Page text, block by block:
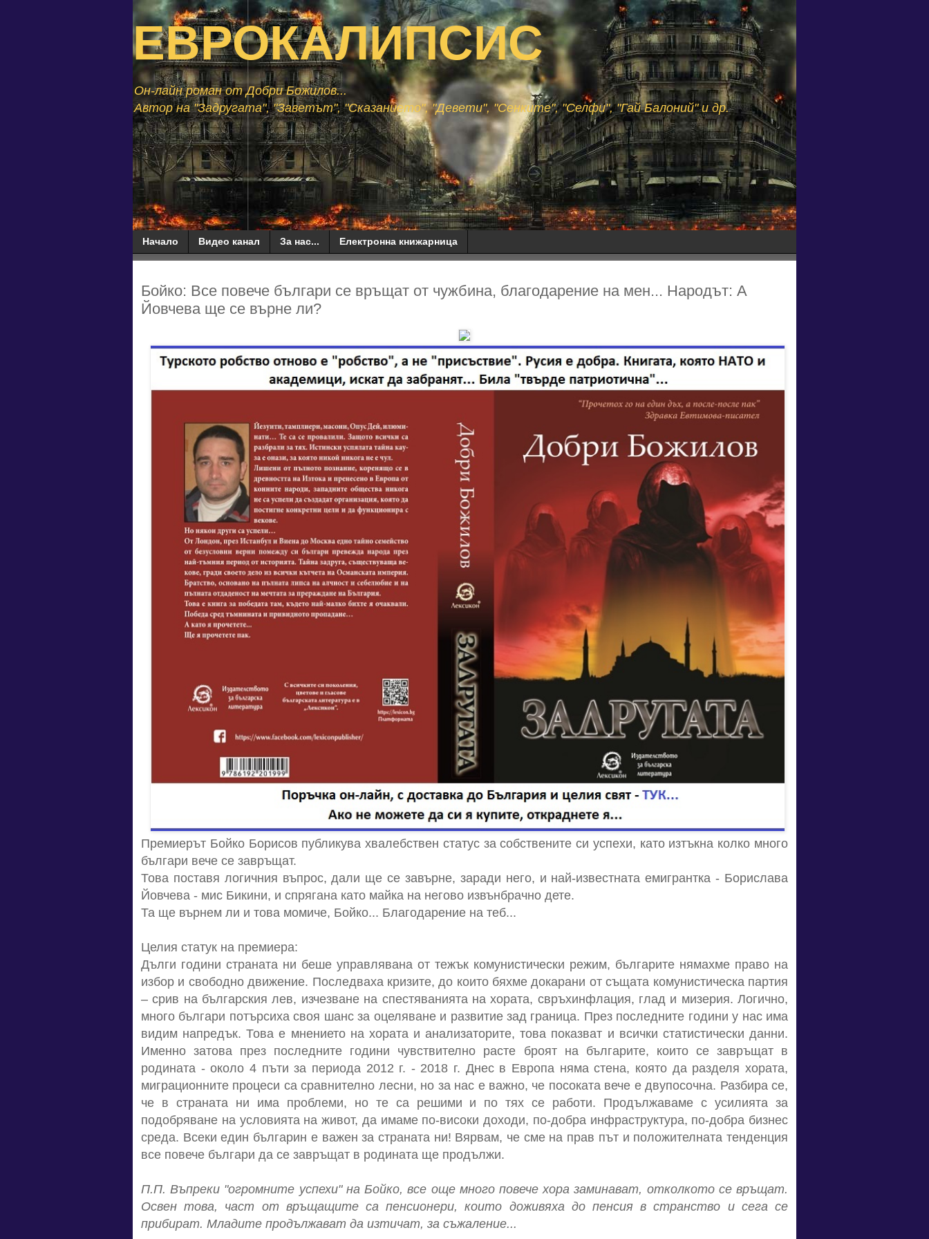
ЕВРОКАЛИПСИС
Он-лайн роман от Добри Божилов...
Автор на "Задругата", "Заветът", "Сказанието", "Девети", "Сенките", "Селфи", "Гай Балоний" и др.
Начало Видео канал За нас... Електронна книжарница
Бойко: Все повече българи се връщат от чужбина, благодарение на мен... Народът: А
Йовчева ще се върне ли?
Премиерът Бойко Борисов публикува хвалебствен статус за собствените си успехи, като изтъкна колко много
българи вече се завръщат.
Това поставя логичния въпрос, дали ще се завърне, заради него, и най-известната емигрантка - Борислава
Йовчева - мис Бикини, и спрягана като майка на негово извънбрачно дете.
Та ще върнем ли и това момиче, Бойко... Благодарение на теб...
Целия статук на премиера:
Дълги години страната ни беше управлявана от тежък комунистически режим, българите нямахме право на
избор и свободно движение. Последваха кризите, до които бяхме докарани от същата комунистическа партия
– срив на българския лев, изчезване на спестяванията на хората, свръхинфлация, глад и мизерия. Логично,
много българи потърсиха своя шанс за оцеляване и развитие зад граница. През последните години у нас има
видим напредък. Това е мнението на хората и анализаторите, това показват и всички статистически данни.
Именно затова през последните години чувствително расте броят на българите, които се завръщат в
родината - около 4 пъти за периода 2012 г. - 2018 г. Днес в Европа няма стена, която да разделя хората,
миграционните процеси са сравнително лесни, но за нас е важно, че посоката вече е двупосочна. Разбира се,
че в страната ни има проблеми, но те са решими и по тях се работи. Продължаваме с усилията за
подобряване на условията на живот, да имаме по-високи доходи, по-добра инфраструктура, по-добра бизнес
среда. Всеки един българин е важен за страната ни! Вярвам, че сме на прав път и положителната тенденция
все повече българи да се завръщат в родината ще продължи.
П.П. Въпреки "огромните успехи" на Бойко, все още много повече хора заминават, отколкото се връщат.
Освен това, част от връщащите са пенсионери, които доживяха до пенсия в странство и сега се
прибират. Младите продължават да изтичат, за съжаление...